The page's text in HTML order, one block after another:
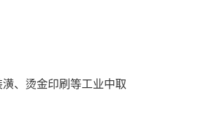
、烫金印刷等工业中取